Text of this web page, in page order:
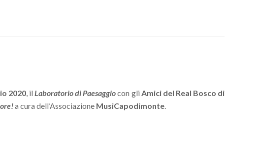
2020, ilLaboratorio di Paesaggiocon gli Amici del Real Bosco di
a cura dell’Associazione MusiCapodimonte.